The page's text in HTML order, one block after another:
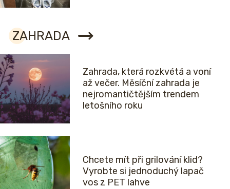
ZAHRADA
Zahrada, která rozkvétá a voní
až večer. Měsíční zahrada je
nejromantičtějším trendem
letošního roku
Chcete mít při grilování klid?
Vyrobte si jednoduchý lapač
vos z PET lahve